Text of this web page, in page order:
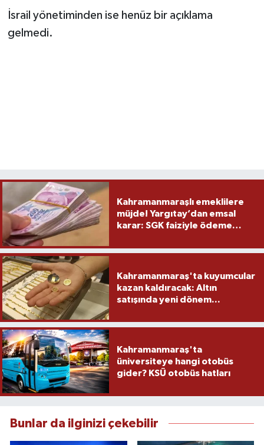
İsrail yönetiminden ise henüz bir açıklama
gelmedi.
Kahramanmaraşlı emeklilere
müjde! Yargıtay’dan emsal
karar: SGK faiziyle ödeme
Kahramanmaraş'ta kuyumcular
kazan kaldıracak: Altın
satışında yeni dönem...
Kahramanmaraş'ta
üniversiteye hangi otobüs
gider? KSÜ otobüs hatları
Bunlar da ilginizi çekebilir